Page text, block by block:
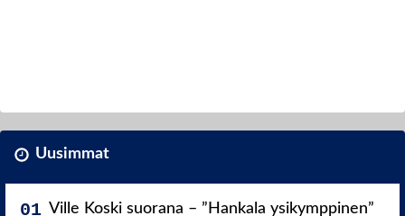
Uusimmat
Ville Koski suorana – ”Hankala ysikymppinen”